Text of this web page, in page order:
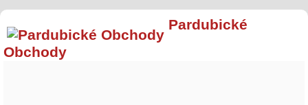
Pardubické
Obchody